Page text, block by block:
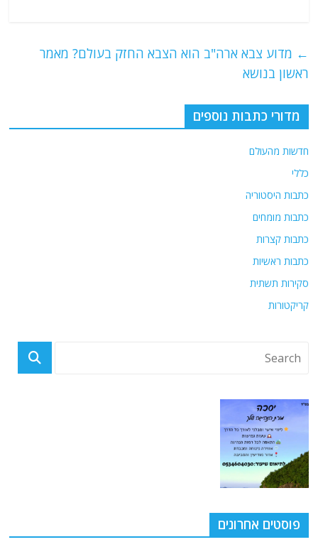
s
A
p
p
g
ra
m
l
er
e
o
← מדוע צבא ארה"ב הוא הצבא החזק בעולם? מאמר
ראשון בנושא
מדורי כתבות נוספים
חדשות מהעולם
כללי
כתבות היסטוריה
כתבות מומחים
כתבות קצרות
כתבות ראשיות
סקירות תשתית
קריקטורות
פוסטים אחרונים